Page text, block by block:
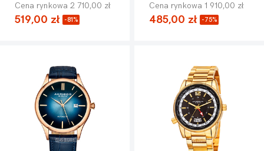
Cena rynkowa 2 710,00 zł
519,00 zł -81%
Cena rynkowa 1 910,00 zł
485,00 zł -75%